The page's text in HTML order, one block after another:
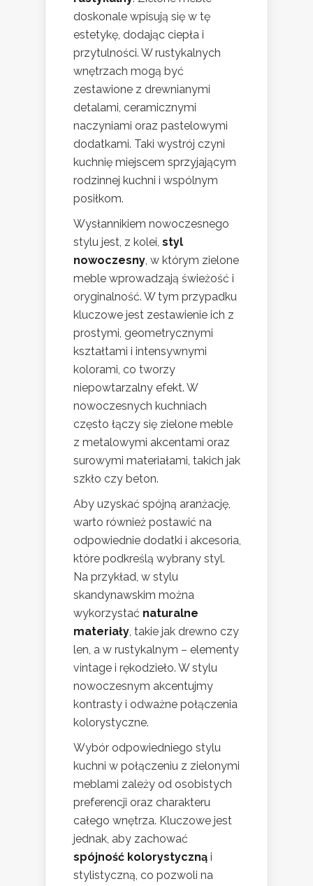
doskonale wpisują się w tę
estetykę, dodając ciepła i
przytulności. W rustykalnych
wnętrzach mogą być
zestawione z drewnianymi
detalami, ceramicznymi
naczyniami oraz pastelowymi
dodatkami. Taki wystrój czyni
kuchnię miejscem sprzyjającym
rodzinnej kuchni i wspólnym
posiłkom.
Wysłannikiem nowoczesnego
stylu jest, z kolei, styl
nowoczesny, w którym zielone
meble wprowadzają świeżość i
oryginalność. W tym przypadku
kluczowe jest zestawienie ich z
prostymi, geometrycznymi
kształtami i intensywnymi
kolorami, co tworzy
niepowtarzalny efekt. W
nowoczesnych kuchniach
często łączy się zielone meble
z metalowymi akcentami oraz
surowymi materiałami, takich jak
szkło czy beton.
Aby uzyskać spójną aranżację,
warto również postawić na
odpowiednie dodatki i akcesoria,
które podkreślą wybrany styl.
Na przykład, w stylu
skandynawskim można
wykorzystać naturalne
materiały, takie jak drewno czy
len, a w rustykalnym – elementy
vintage i rękodzieło. W stylu
nowoczesnym akcentujmy
kontrasty i odważne połączenia
kolorystyczne.
Wybór odpowiedniego stylu
kuchni w połączeniu z zielonymi
meblami zależy od osobistych
preferencji oraz charakteru
całego wnętrza. Kluczowe jest
jednak, aby zachować
spójność kolorystyczną i
stylistyczną, co pozwoli na